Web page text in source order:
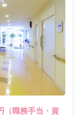
（職務手当・資